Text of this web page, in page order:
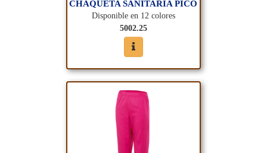
CHAQUETA SANITARIA PICO
Disponible en 12 colores
5002.25